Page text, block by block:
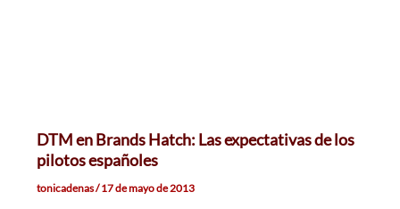
DTM en Brands Hatch: Las expectativas de los
pilotos españoles
tonicadenas/17 de mayo de 2013